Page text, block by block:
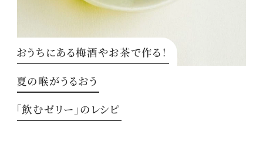
おうちにある梅酒やお茶で作る！
夏の喉がうるおう
「飲むゼリー」のレシピ